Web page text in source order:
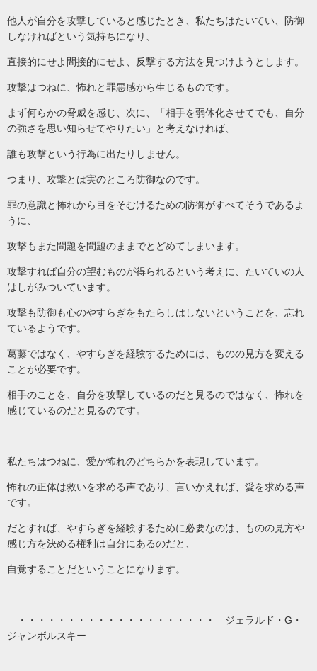
他人が自分を攻撃していると感じたとき、私たちはたいてい、防御
しなければという気持ちになり、
直接的にせよ間接的にせよ、反撃する方法を見つけようとします。
攻撃はつねに、怖れと罪悪感から生じるものです。
まず何らかの脅威を感じ、次に、「相手を弱体化させてでも、自分
の強さを思い知らせてやりたい」と考えなければ、
誰も攻撃という行為に出たりしません。
つまり、攻撃とは実のところ防御なのです。
罪の意識と怖れから目をそむけるための防御がすべてそうであるよ
うに、
攻撃もまた問題を問題のままでとどめてしまいます。
攻撃すれば自分の望むものが得られるという考えに、たいていの人
はしがみついています。
攻撃も防御も心のやすらぎをもたらしはしないということを、忘れ
ているようです。
葛藤ではなく、やすらぎを経験するためには、ものの見方を変える
ことが必要です。
相手のことを、自分を攻撃しているのだと見るのではなく、怖れを
感じているのだと見るのです。
私たちはつねに、愛か怖れのどちらかを表現しています。
怖れの正体は救いを求める声であり、言いかえれば、愛を求める声
です。
だとすれば、やすらぎを経験するために必要なのは、ものの見方や
感じ方を決める権利は自分にあるのだと、
自覚することだということになります。
・・・・・・・・・・・・・・・・・・・・ ジェラルド・G・
ジャンボルスキー